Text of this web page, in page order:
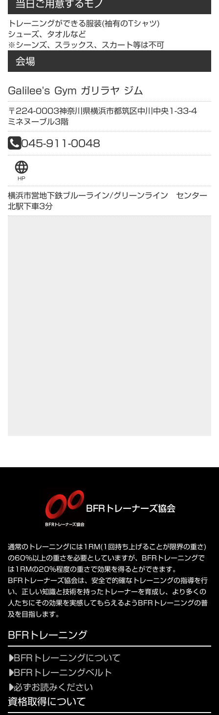
トレーニングができる服装(袖有のTシャツ)
シューズ、タオルなど
※シーンズ、スラックス、スカート等は不可
会場
Galilee's Gym ガリラヤ ジム
〒224-0003神奈川県横浜市都筑区中川中央1-33-4
ミネヌーブル3階
045-911-0048
language
HP
横浜市営地下鉄ブルーライン/グリーンライン センター
北駅下車3分
BFRトレーナーズ協会
通常のトレーニングには1RM(1回持ち上げることが限界の重さ)
の60%以上の重さを必要としていますが、BFRトレーニングで
は1RMの20%程度の重さで効果を得るとができます。
BFRトレーナーズ協会は、安全で的確なトレーニングの指導を行
い、正しい知識と技術を持ったトレーナーを育成し、より多くの
人たちにその効果を実感してもらえるようBFRトレーニングの普
及を目指します。
BFRトレーニング
BFRトレーニングについて
BFRトレーニングベルト
必ずお読みください
資格取得について